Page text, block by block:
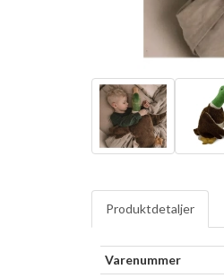
Produktdetaljer
Varenummer